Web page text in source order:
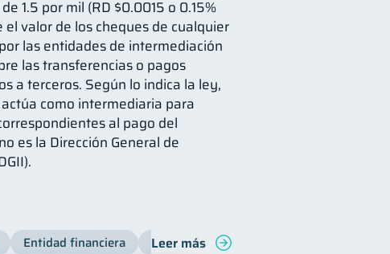
1.5 por mil (RD $0.0015 o 0.15%
el valor de los cheques de cualquier
las entidades de intermediación
las transferencias o pagos
a terceros. Según lo indica la ley,
como intermediaria para
al pago del
es la Dirección General de
Entidad financiera Productos financieros
Leer más